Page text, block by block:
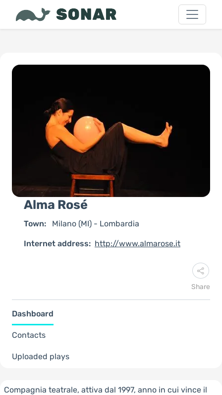
Alma Rosé
Town: Milano (MI) - Lombardia
Internet address: http://www.almarose.it
Share
Dashboard
Contacts
Uploaded plays
Compagnia teatrale, attiva dal 1997, anno in cui vince il